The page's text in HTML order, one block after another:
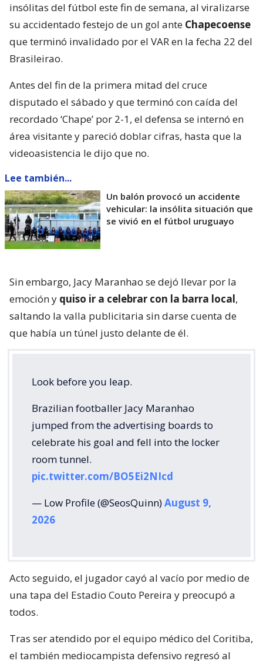
insólitas del fútbol este fin de semana, al viralizarse
su accidentado festejo de un gol ante Chapecoense
que terminó invalidado por el VAR en la fecha 22 del
Brasileirao.
Antes del fin de la primera mitad del cruce
disputado el sábado y que terminó con caída del
recordado ‘Chape’ por 2-1, el defensa se internó en
área visitante y pareció doblar cifras, hasta que la
videoasistencia le dijo que no.
Lee también...
Un balón provocó un accidente
vehicular: la insólita situación que
se vivió en el fútbol uruguayo
Sin embargo, Jacy Maranhao se dejó llevar por la
emoción y quiso ir a celebrar con la barra local,
saltando la valla publicitaria sin darse cuenta de
que había un túnel justo delante de él.
Look before you leap.
Brazilian footballer Jacy Maranhao
jumped from the advertising boards to
celebrate his goal and fell into the locker
room tunnel.
pic.twitter.com/BO5Ei2NIcd
— Low Profile (@SeosQuinn)August 9,
2026
Acto seguido, el jugador cayó al vacío por medio de
una tapa del Estadio Couto Pereira y preocupó a
todos.
Tras ser atendido por el equipo médico del Coritiba,
el también mediocampista defensivo regresó al